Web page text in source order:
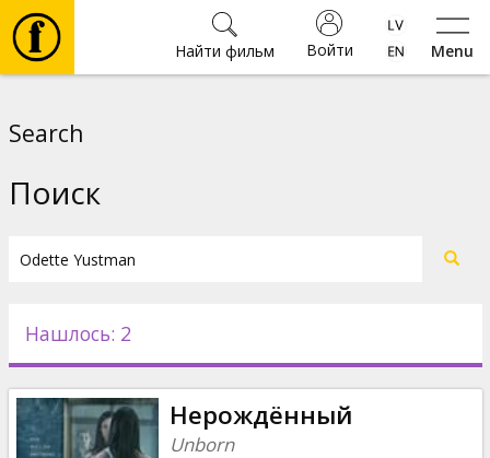
Menu
Войти
Найти фильм
Новости
Подарки
Search
Поиск
Нашлось: 2
Нерождённый
Unborn